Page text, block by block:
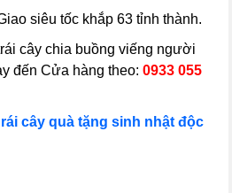
siêu tốc khắp 63 tỉnh thành.
cây chia buồng viếng người
đến Cửa hàng theo:0933 055
cây quà tặng sinh nhật độc